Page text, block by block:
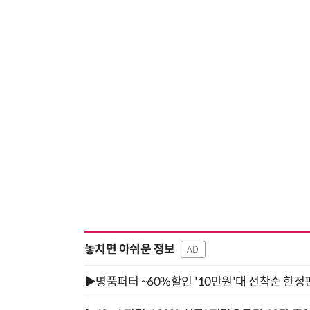
놓치면 아쉬운 정보 AD
▶명품퍼터 ~60%할인 '10만원'대 선착순 한정